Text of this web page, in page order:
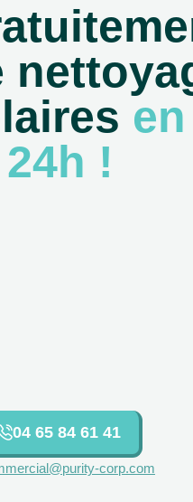
24h !
04 65 84 61 41
corp.com